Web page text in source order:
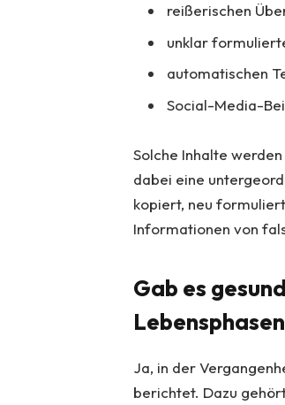
reißerischen
unklar
automatischen
Social-Media-
Solche Inhalte
dabei eine
kopiert, neu
Informationen von
Gab es
Ja, in der
berichtet. Dazu